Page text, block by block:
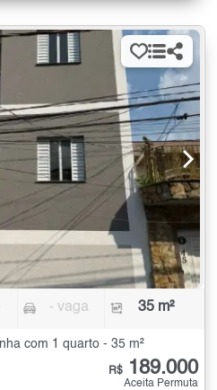
- vaga 35 m²
com 1 quarto - 35 m²
R$ 189.000
Aceita Permuta